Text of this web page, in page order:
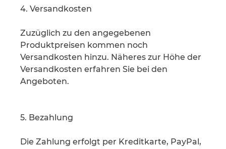
4. Versandkosten
Zuzüglich zu den angegebenen
Produktpreisen kommen noch
Versandkosten hinzu. Näheres zur Höhe der
Versandkosten erfahren Sie bei den
Angeboten.
5. Bezahlung
Die Zahlung erfolgt per Kreditkarte, PayPal,